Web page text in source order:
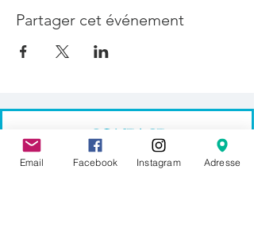
Partager cet événement
CONTACT
Molleke ASBL
Email Facebook Instagram Adresse